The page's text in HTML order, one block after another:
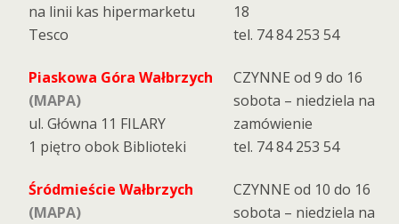
na linii kas hipermarketu
Tesco
18
tel. 74 84 253 54
Piaskowa Góra Wałbrzych
(MAPA)
ul. Główna 11 FILARY
1 piętro obok Biblioteki
CZYNNE od 9 do 16
sobota – niedziela na
zamówienie
tel. 74 84 253 54
Śródmieście Wałbrzych
(MAPA)
CZYNNE od 10 do 16
sobota – niedziela na